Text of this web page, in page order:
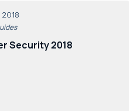
2018
Security 2018